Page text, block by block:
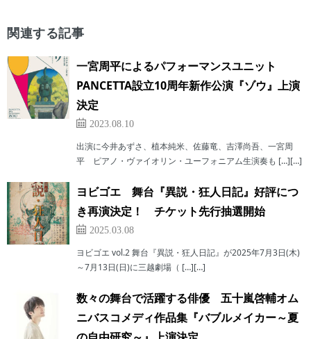
関連する記事
一宮周平によるパフォーマンスユニット
PANCETTA設立10周年新作公演『ゾウ』上演
決定
2023.08.10
出演に今井あずさ、植本純米、佐藤竜、吉澤尚吾、一宮周
平 ピアノ・ヴァイオリン・ユーフォニアム生演奏も […][…]
ヨビゴエ 舞台『異説・狂人日記』好評につ
き再演決定！ チケット先行抽選開始
2025.03.08
ヨビゴエ vol.2 舞台『異説・狂人日記』が2025年7月3日(木)
～7月13日(日)に三越劇場（ […][…]
数々の舞台で活躍する俳優 五十嵐啓輔オム
ニバスコメディ作品集『バブルメイカー～夏